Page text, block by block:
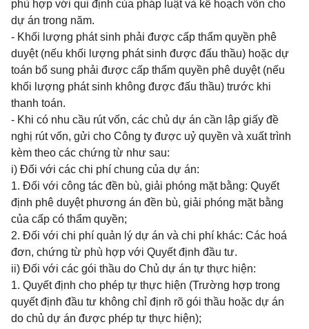
phù hợp với qui định của pháp luật và kế hoạch vốn cho
dự án trong năm.
- Khối lượng phát sinh phải được cấp thẩm quyền phê
duyệt (nếu khối lượng phát sinh được đấu thầu) hoặc dự
toán bổ sung phải được cấp thẩm quyền phê duyệt (nếu
khối lượng phát sinh không được đấu thầu) trước khi
thanh toán.
- Khi có nhu cầu rút vốn, các chủ dự án cần lập giấy đề
nghị rút vốn, gửi cho Công ty được uỷ quyền và xuất trình
kèm theo các chứng từ như sau:
i) Đối với các chi phí chung của dự án:
1. Đối với công tác đền bù, giải phóng mặt bằng: Quyết
định phê duyệt phương án đền bù, giải phóng mặt bằng
của cấp có thẩm quyền;
2. Đối với chi phí quản lý dự án và chi phí khác: Các hoá
đơn, chứng từ phù hợp với Quyết định đầu tư.
ii) Đối với các gói thầu do Chủ dự án tự thực hiện:
1. Quyết định cho phép tự thực hiện (Trường hợp trong
quyết định đầu tư không chỉ định rõ gói thầu hoặc dự án
do chủ dự án được phép tự thực hiện);